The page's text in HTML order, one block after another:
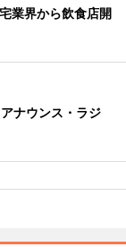
業界から飲食店開
ナウンス・ラジ